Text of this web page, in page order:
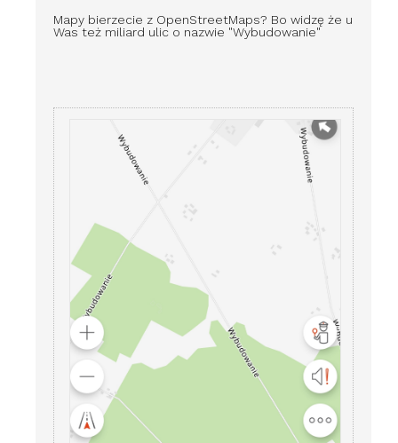
Mapy bierzecie z OpenStreetMaps? Bo widzę że u
Was też miliard ulic o nazwie "Wybudowanie"